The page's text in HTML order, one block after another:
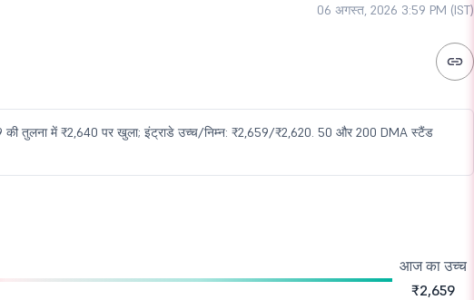
06 अगस्त, 2026 3:59 PM (IST)
की तुलना में ₹2,640 पर खुला; इंट्राडे उच्च/निम्न: ₹2,659/₹2,620. 50 और 200 DMA स्टैंड
आज का उच्च
₹2,659